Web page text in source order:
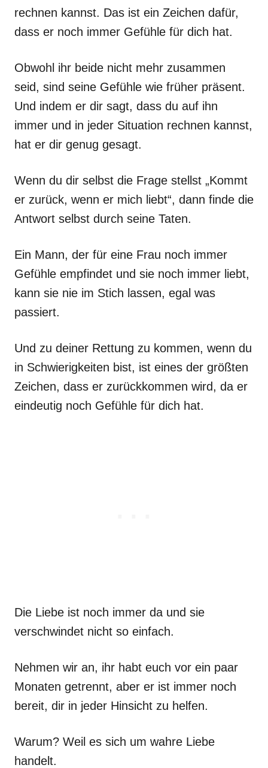
rechnen kannst. Das ist ein Zeichen dafür,
dass er noch immer Gefühle für dich hat.
Obwohl ihr beide nicht mehr zusammen
seid, sind seine Gefühle wie früher präsent.
Und indem er dir sagt, dass du auf ihn
immer und in jeder Situation rechnen kannst,
hat er dir genug gesagt.
Wenn du dir selbst die Frage stellst „Kommt
er zurück, wenn er mich liebt“, dann finde die
Antwort selbst durch seine Taten.
Ein Mann, der für eine Frau noch immer
Gefühle empfindet und sie noch immer liebt,
kann sie nie im Stich lassen, egal was
passiert.
Und zu deiner Rettung zu kommen, wenn du
in Schwierigkeiten bist, ist eines der größten
Zeichen, dass er zurückkommen wird, da er
eindeutig noch Gefühle für dich hat.
Die Liebe ist noch immer da und sie
verschwindet nicht so einfach.
Nehmen wir an, ihr habt euch vor ein paar
Monaten getrennt, aber er ist immer noch
bereit, dir in jeder Hinsicht zu helfen.
Warum? Weil es sich um wahre Liebe
handelt.